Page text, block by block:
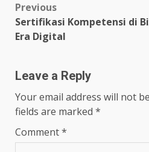
Post
navigation
Previous
Sertifikasi Kompetensi di
Era Digital
Leave a Reply
Your email address will not
fields are marked *
Comment*